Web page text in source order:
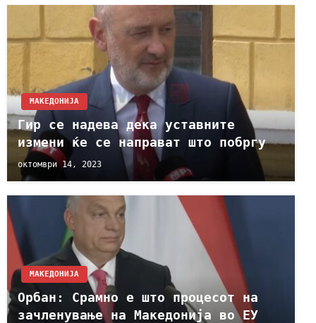
МАКЕДОНИЈА
Гир се надева дека уставните
измени ќе се направат што побргу
октомври 14, 2023
МАКЕДОНИЈА
Орбан: Срамно е што процесот на
зачленување на Македонија во ЕУ